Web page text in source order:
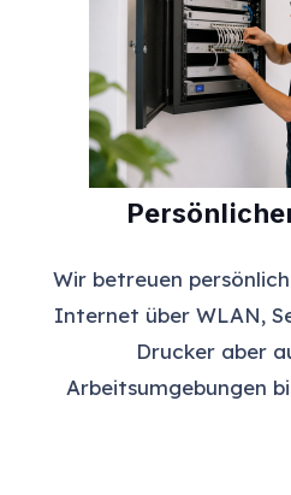
Wir betreuen
Internet über WLAN,
Drucker aber
Arbeitsumgebungen